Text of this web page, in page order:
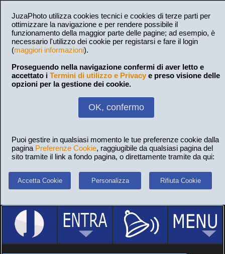
JuzaPhoto utilizza cookies tecnici e cookies di terze parti per
ottimizzare la navigazione e per rendere possibile il
funzionamento della maggior parte delle pagine; ad esempio, è
necessario l'utilizzo dei cookie per registarsi e fare il login
(maggiori informazioni).
Proseguendo nella navigazione confermi di aver letto e
accettato i Termini di utilizzo e Privacy e preso visione delle
opzioni per la gestione dei cookie.
OK, confermo
Puoi gestire in qualsiasi momento le tue preferenze cookie dalla
pagina Preferenze Cookie, raggiugibile da qualsiasi pagina del
sito tramite il link a fondo pagina, o direttamente tramite da qui:
Accetta Cookie Personalizza Rifiuta Cookie